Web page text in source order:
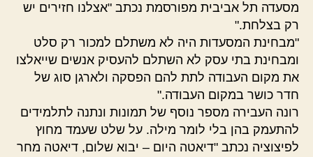
מסעדה תל אביבית מפורסמת נכתב "אצלנו חזירים יש
רק בצלחת."
"מבחינת המסעדות היה לא משתלם למכור רק סלט
ומבחינת בתי עסק לא השתלם להעסיק אנשים שייאלצו
את מקום העבודה לתת להם הפסקה ולארגן סוג של
חדר כושר במקום העבודה."
רונה העבירה מספר נוסף של תמונות ונתנה לתלמידים
להתעמק בהן בלי לומר מילה. על שלט שעמד מחוץ
לפיצוציה נכתב "דיאטה היום – יבוא שלום, דיאטה מחר